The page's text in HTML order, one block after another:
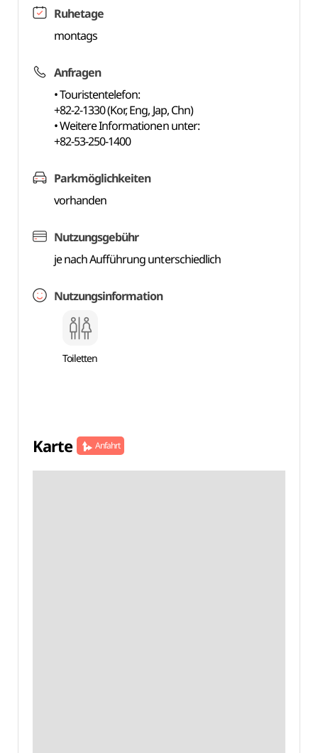
Ruhetage
montags
Anfragen
• Touristentelefon:
+82-2-1330 (Kor, Eng, Jap, Chn)
• Weitere Informationen unter:
+82-53-250-1400
Parkmöglichkeiten
vorhanden
Nutzungsgebühr
je nach Aufführung unterschiedlich
Nutzungsinformation
Toiletten
Karte Anfahrt